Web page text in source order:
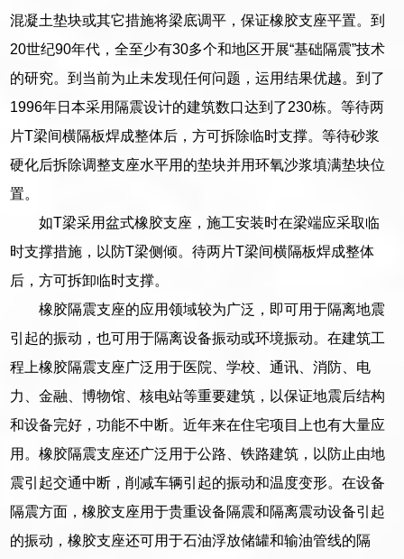
混凝土垫块或其它措施将梁底调平，保证橡胶支座平置。到
20世纪90年代，全至少有30多个和地区开展“基础隔震”技术
的研究。到当前为止未发现任何问题，运用结果优越。到了
1996年日本采用隔震设计的建筑数口达到了230栋。等待两
片T梁间横隔板焊成整体后，方可拆除临时支撑。等待砂浆
硬化后拆除调整支座水平用的垫块并用环氧沙浆填满垫块位
置。
如T梁采用盆式橡胶支座，施工安装时在梁端应采取临
时支撑措施，以防T梁侧倾。待两片T梁间横隔板焊成整体
后，方可拆卸临时支撑。
橡胶隔震支座的应用领域较为广泛，即可用于隔离地震
引起的振动，也可用于隔离设备振动或环境振动。在建筑工
程上橡胶隔震支座广泛用于医院、学校、通讯、消防、电
力、金融、博物馆、核电站等重要建筑，以保证地震后结构
和设备完好，功能不中断。近年来在住宅项目上也有大量应
用。橡胶隔震支座还广泛用于公路、铁路建筑，以防止由地
震引起交通中断，削减车辆引起的振动和温度变形。在设备
隔震方面，橡胶支座用于贵重设备隔震和隔离震动设备引起
的振动，橡胶支座还可用于石油浮放储罐和输油管线的隔